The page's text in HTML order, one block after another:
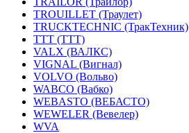
TROUILLET (Траулет)
TRUCKTECHNIC (ТракТехник)
TTT (ТТТ)
VALX (ВАЛКС)
VIGNAL (Вигнал)
VOLVO (Вольво)
WABCO (Вабко)
WEBASTO (ВЕБАСТО)
WEWELER (Вевелер)
WVA